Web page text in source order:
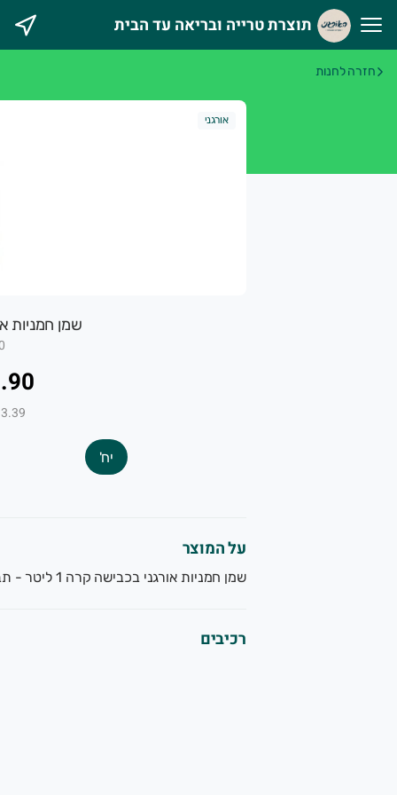
תוצרת טרייה ובריאה עד הבית
האורגני מטפח מעגל חקלאים וצרכנים במטרה לקדם חקלאות
תוצרת טרייה ובריאה עד הבית
חזרה לחנות
אורגני
שמן חמניות אורגני 1
₪3.39 ל-
יח'
על המוצר
שמן חמניות אורגני בכבישה קרה 1 ליטר - תבואות.
רכיבים